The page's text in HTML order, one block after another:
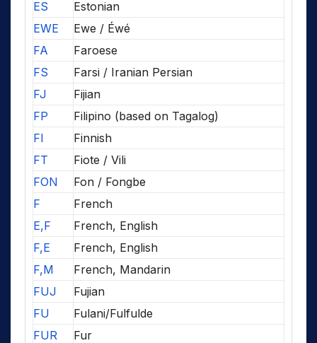
ES
Estonian
EWE
Ewe / Éwé
FA
Faroese
FS
Farsi / Iranian Persian
FJ
Fijian
FP
Filipino (based on Tagalog)
FI
Finnish
FT
Fiote / Vili
FON
Fon / Fongbe
F
French
E,F
French, English
F,E
French, English
F,M
French, Mandarin
FUJ
Fujian
FU
Fulani/Fulfulde
FUR
Fur